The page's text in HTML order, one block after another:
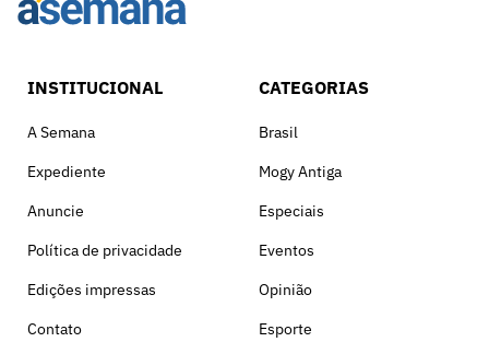
INSTITUCIONAL
A Semana
Expediente
Anuncie
Política de privacidade
Edições impressas
Contato
CATEGORIAS
Brasil
Mogy Antiga
Especiais
Eventos
Opinião
Esporte